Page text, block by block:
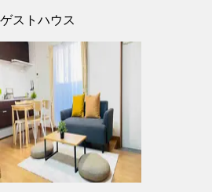
ゲストハウス